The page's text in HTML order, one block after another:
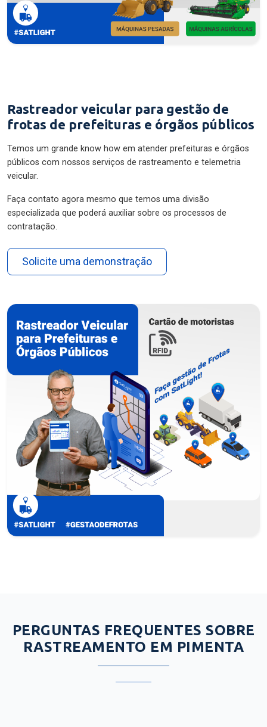
Rastreador veicular para gestão de
frotas de prefeituras e órgãos públicos
Temos um grande know how em atender prefeituras e órgãos
públicos com nossos serviços de rastreamento e telemetria
veicular.
Faça contato agora mesmo que temos uma divisão
especializada que poderá auxiliar sobre os processos de
contratação.
Solicite uma demonstração
PERGUNTAS FREQUENTES SOBRE
RASTREAMENTO EM PIMENTA